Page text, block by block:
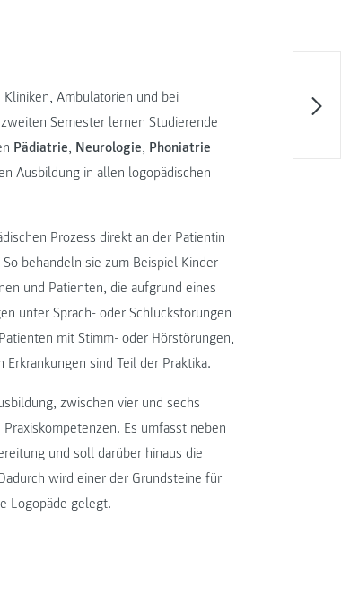
Kliniken, Ambulatorien und bei
Semester lernen Studierende
Pädiatrie, Neurologie, Phoniatrie
Ausbildung in allen logopädischen
Prozess direkt an der Patientin
behandeln sie zum Beispiel Kinder
und Patienten, die aufgrund eines
unter Sprach- oder Schluckstörungen
mit Stimm- oder Hörstörungen,
sind Teil der Praktika.
zwischen vier und sechs
Es umfasst neben
und soll darüber hinaus die
wird einer der Grundsteine für
Logopäde gelegt.